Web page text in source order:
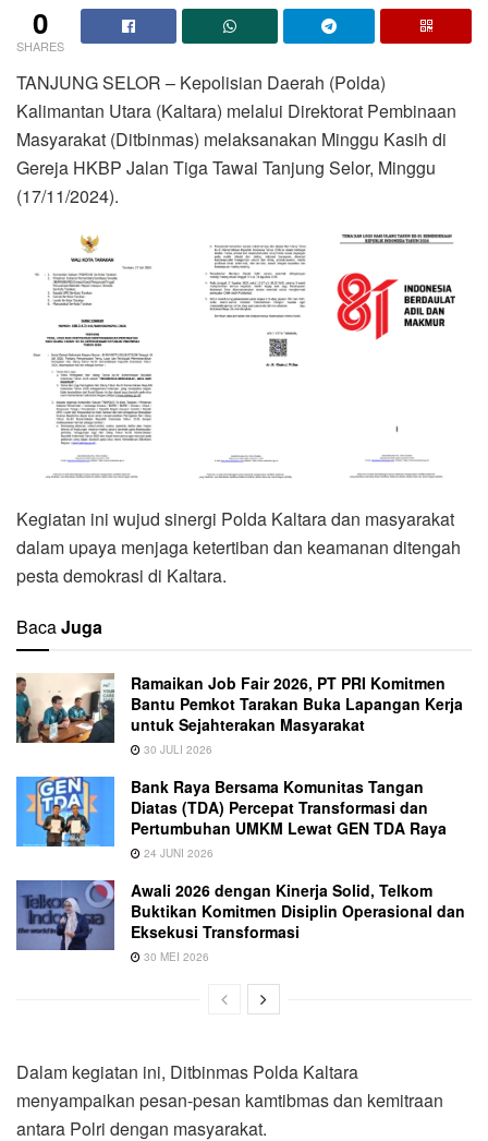
0
SHARES
TANJUNG SELOR – Kepolisian Daerah (Polda)
Kalimantan Utara (Kaltara) melalui Direktorat Pembinaan
Masyarakat (Ditbinmas) melaksanakan Minggu Kasih di
Gereja HKBP Jalan Tiga Tawai Tanjung Selor, Minggu
(17/11/2024).
Kegiatan ini wujud sinergi Polda Kaltara dan masyarakat
dalam upaya menjaga ketertiban dan keamanan ditengah
pesta demokrasi di Kaltara.
BacaJuga
Ramaikan Job Fair 2026, PT PRI Komitmen
Bantu Pemkot Tarakan Buka Lapangan Kerja
untuk Sejahterakan Masyarakat
30 JULI 2026
Bank Raya Bersama Komunitas Tangan
Diatas (TDA) Percepat Transformasi dan
Pertumbuhan UMKM Lewat GEN TDA Raya
24 JUNI 2026
Awali 2026 dengan Kinerja Solid, Telkom
Buktikan Komitmen Disiplin Operasional dan
Eksekusi Transformasi
30 MEI 2026
Dalam kegiatan ini, Ditbinmas Polda Kaltara
menyampaikan pesan-pesan kamtibmas dan kemitraan
antara Polri dengan masyarakat.